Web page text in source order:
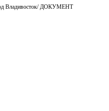
Владивосток/ ДОКУМЕНТ